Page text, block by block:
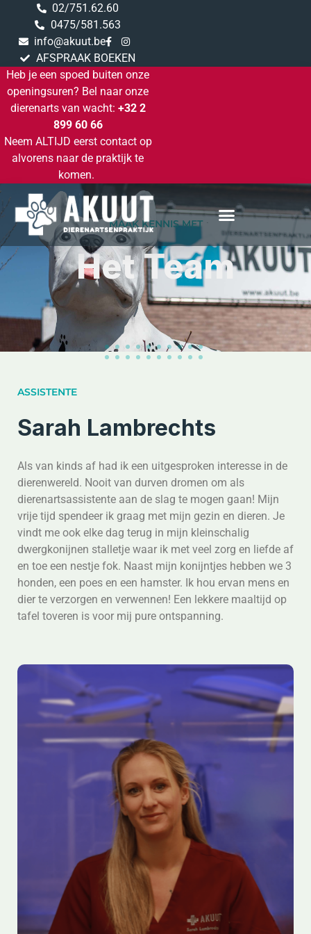
02/751.62.60
0475/581.563
info@akuut.be
AFSPRAAK BOEKEN
Heb je een spoed buiten onze
openingsuren? Bel naar onze
dierenarts van wacht: +32 2
899 60 66
Neem ALTIJD eerst contact op
alvorens naar de praktijk te
komen.
MAAK KENNIS MET
Het Team
ASSISTENTE​
Sarah Lambrechts
Als van kinds af had ik een uitgesproken interesse in de
dierenwereld. Nooit van durven dromen om als
dierenartsassistente aan de slag te mogen gaan! Mijn
vrije tijd spendeer ik graag met mijn gezin en dieren. Je
vindt me ook elke dag terug in mijn kleinschalig
dwergkonijnen stalletje waar ik met veel zorg en liefde af
en toe een nestje fok. Naast mijn konijntjes hebben we 3
honden, een poes en een hamster. Ik hou ervan mens en
dier te verzorgen en verwennen! Een lekkere maaltijd op
tafel toveren is voor mij pure ontspanning.